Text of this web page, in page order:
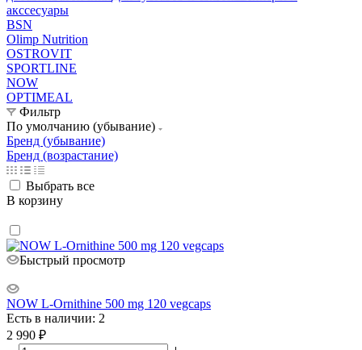
акссесуары
BSN
Olimp Nutrition
OSTROVIT
SPORTLINE
NOW
OPTIMEAL
Фильтр
По умолчанию (убывание)
Бренд (убывание)
Бренд (возрастание)
Выбрать все
В корзину
Быстрый просмотр
NOW L-Ornithine 500 mg 120 vegcaps
Есть в наличии: 2
2 990 ₽